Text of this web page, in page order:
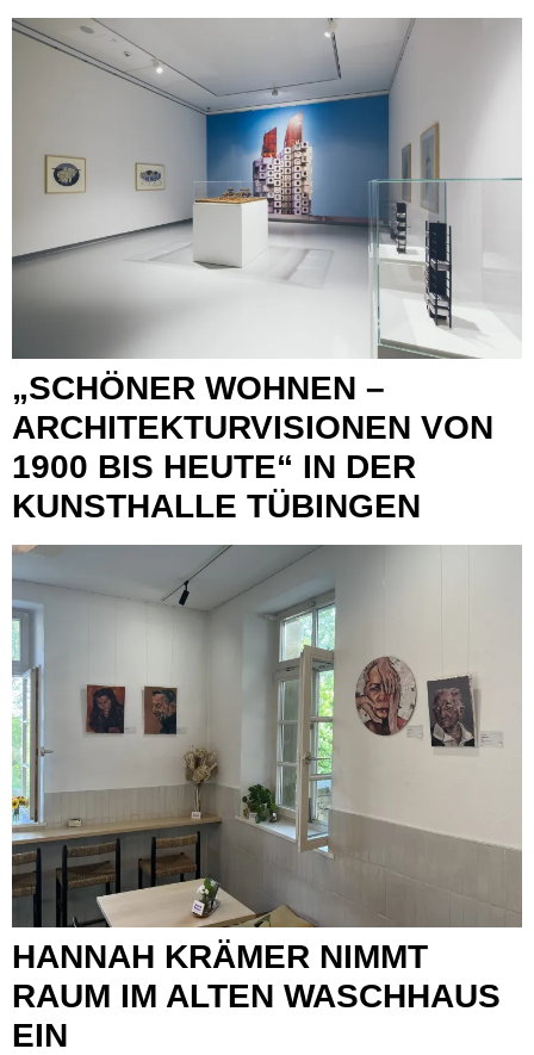
„SCHÖNER WOHNEN –
ARCHITEKTURVISIONEN VON
1900 BIS HEUTE“ IN DER
KUNSTHALLE TÜBINGEN
HANNAH KRÄMER NIMMT
RAUM IM ALTEN WASCHHAUS
EIN